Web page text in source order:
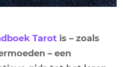
Tarot is – zoals
– een